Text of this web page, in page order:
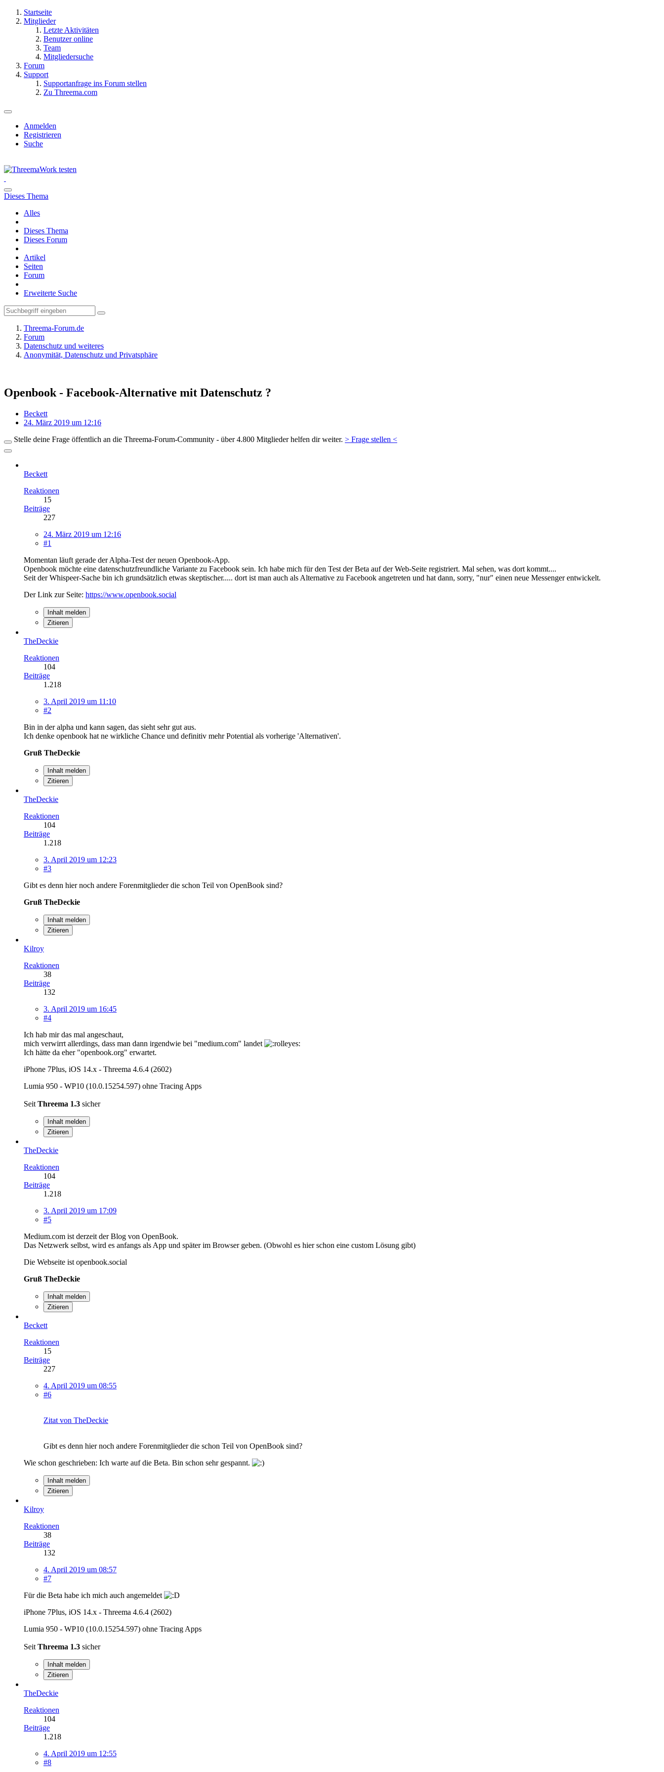
Startseite
Mitglieder
Letzte Aktivitäten
Benutzer online
Team
Mitgliedersuche
Forum
Support
Supportanfrage ins Forum stellen
Zu Threema.com
Anmelden
Registrieren
Suche
Dieses Thema
Alles
Dieses Thema
Dieses Forum
Artikel
Seiten
Forum
Erweiterte Suche
Threema-Forum.de
Forum
Datenschutz und weiteres
Anonymität, Datenschutz und Privatsphäre
Openbook - Facebook-Alternative mit Datenschutz ?
Beckett
24. März 2019 um 12:16
Stelle deine Frage öffentlich an die Threema-Forum-Community - über 4.800 Mitglieder helfen dir weiter. > Frage stellen <
Beckett
Reaktionen
15
Beiträge
227
24. März 2019 um 12:16
#1
Momentan läuft gerade der Alpha-Test der neuen Openbook-App.
Openbook möchte eine datenschutzfreundliche Variante zu Facebook sein. Ich habe mich für den Test der Beta auf der Web-Seite registriert. Mal sehen, was dort kommt....
Seit der Whispeer-Sache bin ich grundsätzlich etwas skeptischer..... dort ist man auch als Alternative zu Facebook angetreten und hat dann, sorry, "nur" einen neue Messenger entwickelt.
Der Link zur Seite: https://www.openbook.social
Inhalt melden
Zitieren
TheDeckie
Reaktionen
104
Beiträge
1.218
3. April 2019 um 11:10
#2
Bin in der alpha und kann sagen, das sieht sehr gut aus.
Ich denke openbook hat ne wirkliche Chance und definitiv mehr Potential als vorherige 'Alternativen'.
Gruß TheDeckie
Inhalt melden
Zitieren
TheDeckie
Reaktionen
104
Beiträge
1.218
3. April 2019 um 12:23
#3
Gibt es denn hier noch andere Forenmitglieder die schon Teil von OpenBook sind?
Gruß TheDeckie
Inhalt melden
Zitieren
Kilroy
Reaktionen
38
Beiträge
132
3. April 2019 um 16:45
#4
Ich hab mir das mal angeschaut,
mich verwirrt allerdings, dass man dann irgendwie bei "medium.com" landet
Ich hätte da eher "openbook.org" erwartet.
iPhone 7Plus, iOS 14.x - Threema 4.6.4 (2602)
Lumia 950 - WP10 (10.0.15254.597) ohne Tracing Apps
Seit Threema 1.3 sicher
Inhalt melden
Zitieren
TheDeckie
Reaktionen
104
Beiträge
1.218
3. April 2019 um 17:09
#5
Medium.com ist derzeit der Blog von OpenBook.
Das Netzwerk selbst, wird es anfangs als App und später im Browser geben. (Obwohl es hier schon eine custom Lösung gibt)
Die Webseite ist openbook.social
Gruß TheDeckie
Inhalt melden
Zitieren
Beckett
Reaktionen
15
Beiträge
227
4. April 2019 um 08:55
#6
Zitat von TheDeckie
Gibt es denn hier noch andere Forenmitglieder die schon Teil von OpenBook sind?
Wie schon geschrieben: Ich warte auf die Beta. Bin schon sehr gespannt.
Inhalt melden
Zitieren
Kilroy
Reaktionen
38
Beiträge
132
4. April 2019 um 08:57
#7
Für die Beta habe ich mich auch angemeldet
iPhone 7Plus, iOS 14.x - Threema 4.6.4 (2602)
Lumia 950 - WP10 (10.0.15254.597) ohne Tracing Apps
Seit Threema 1.3 sicher
Inhalt melden
Zitieren
TheDeckie
Reaktionen
104
Beiträge
1.218
4. April 2019 um 12:55
#8